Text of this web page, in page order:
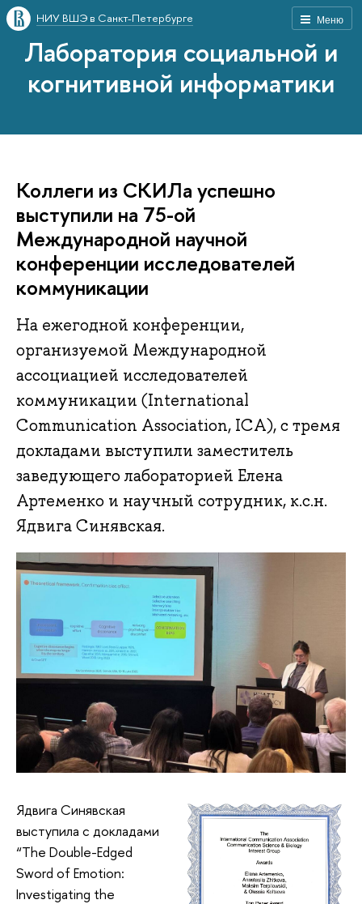
Меню
НИУ ВШЭ в Санкт-Петербурге
Лаборатория социальной и
когнитивной информатики
Коллеги из СКИЛа успешно
выступили на 75-ой
Международной научной
конференции исследователей
коммуникации
На ежегодной конференции,
организуемой Международной
ассоциацией исследователей
коммуникации (International
Communication Association, ICA), c тремя
докладами выступили заместитель
заведующего лабораторией Елена
Артеменко и научный сотрудник, к.с.н.
Ядвига Синявская.
Ядвига Синявская
выступила с докладами
“The Double-Edged
Sword of Emotion:
Investigating the